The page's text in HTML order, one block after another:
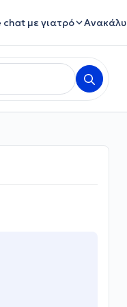
chat με γιατρό